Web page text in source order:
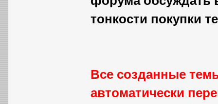
тонкости покупки
Все созданные
автоматически